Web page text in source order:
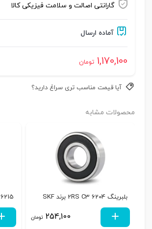
گارانتی اصالت و سلامت فیزیکی کالا
آماده ارسال
1,170,100 تومان
آیا قیمت مناسب تری سراغ دارید؟
محصولات مشابه
بلبرینگ 6204 2RS C3 برند SKF
254,100 تومان
6215 2RS آلفا